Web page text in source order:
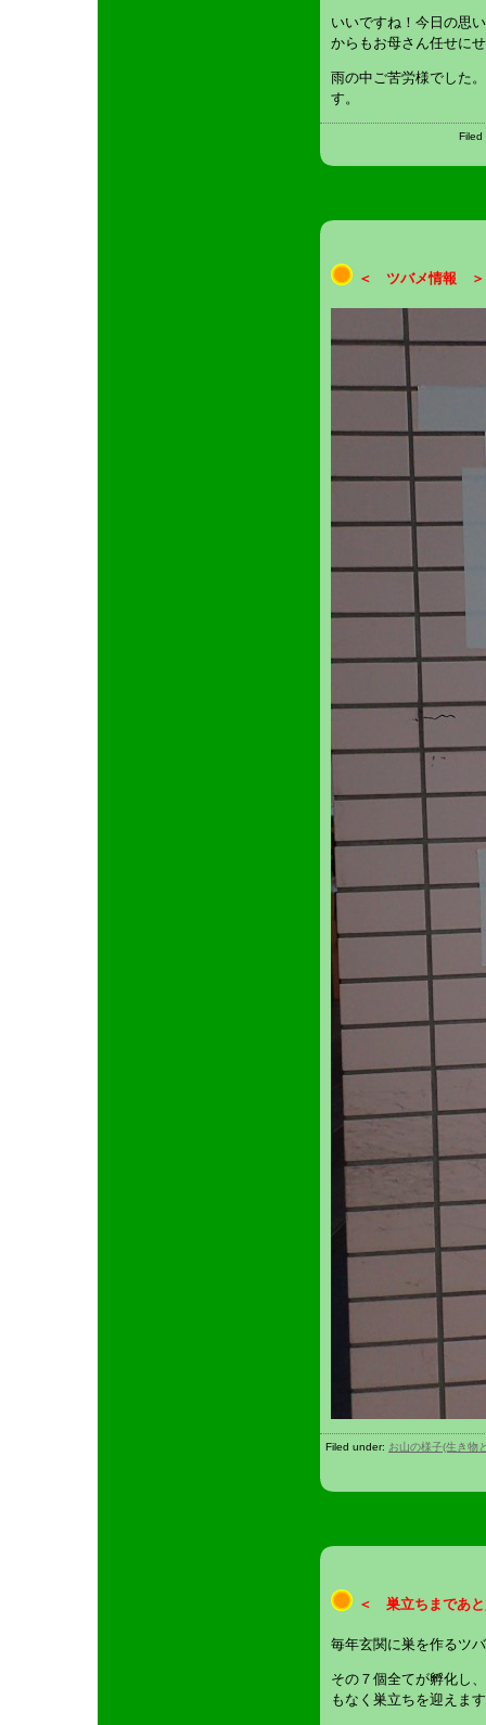
いいですね！今日の思
からもお母さん任せに
雨の中ご苦労様でした
す。
＜ ツバメ情報 ＞
Filed under: お山の様子(生き物
＜ 巣立ちまであ
毎年玄関に巣を作るツ
その７個全てが孵化し
もなく巣立ちを迎えま